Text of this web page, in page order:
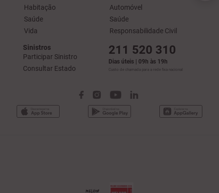
Habitação
Saúde
Vida
Automóvel
Saúde
Responsabilidade Civil
Sinistros
Participar Sinistro
Consultar Estado
211 520 310
Dias úteis | 09h às 19h
Custo de chamada para a rede fixa nacional